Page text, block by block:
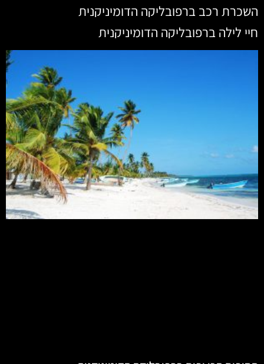
השכרת רכב ברפובליקה הדומיניקנית
חיי לילה ברפובליקה הדומיניקנית